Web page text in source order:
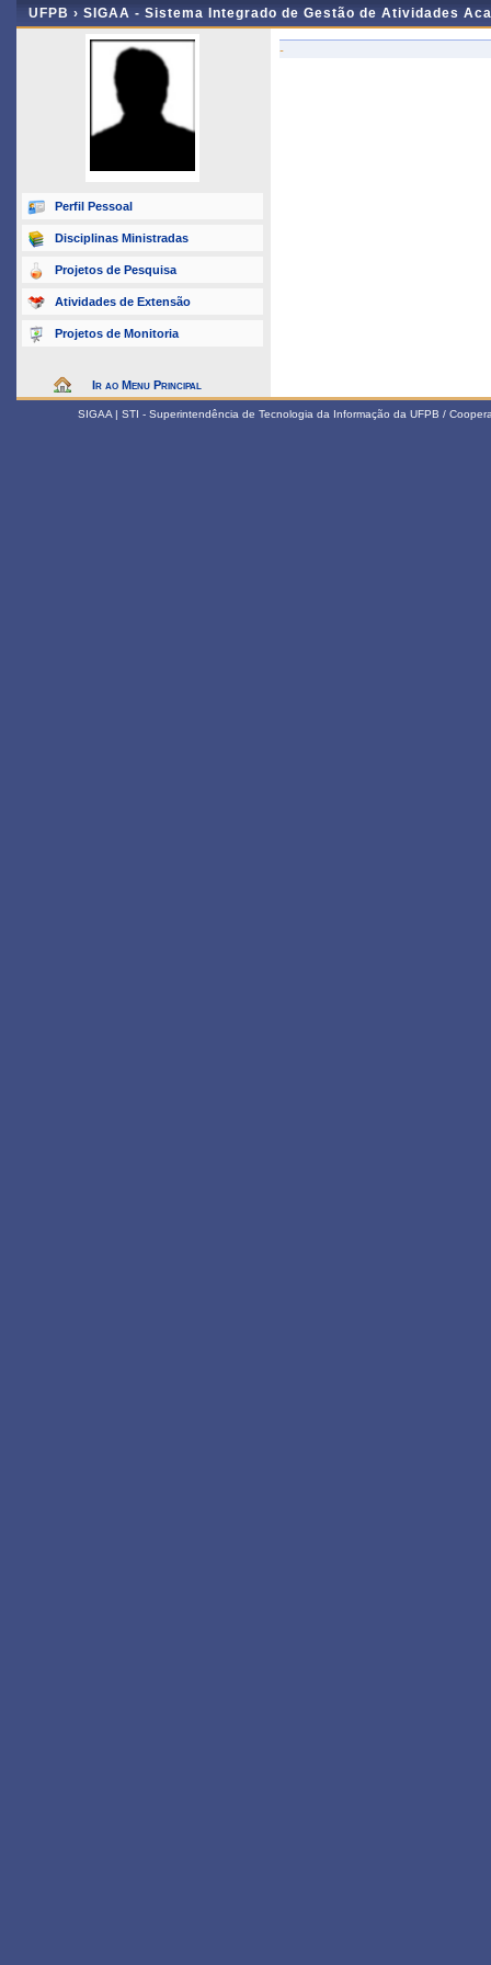
UFPB › SIGAA - Sistema Integrado de Gestão de Atividades
Perfil Pessoal
Disciplinas Ministradas
Projetos de Pesquisa
Atividades de Extensão
Projetos de Monitoria
Ir ao Menu Principal
-
SIGAA | STI - Superintendência de Tecnologia da Informação da UFPB /